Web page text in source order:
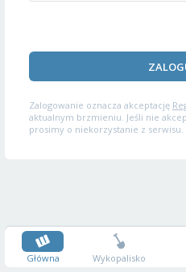
Zalogowanie oznacza akceptację
aktualnym brzmieniu. Jeśli nie
prosimy o niekorzystanie z serwisu.
Główna Wykopalisko